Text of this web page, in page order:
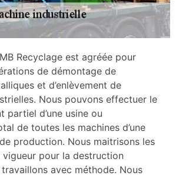
Recyclage est agréée pour
de démontage de
et d’enlèvement de
Nous pouvons effectuer le
partiel d’une usine ou
de toutes les machines d’une
production. Nous maitrisons les
vigueur pour la destruction
travaillons avec méthode. Nous